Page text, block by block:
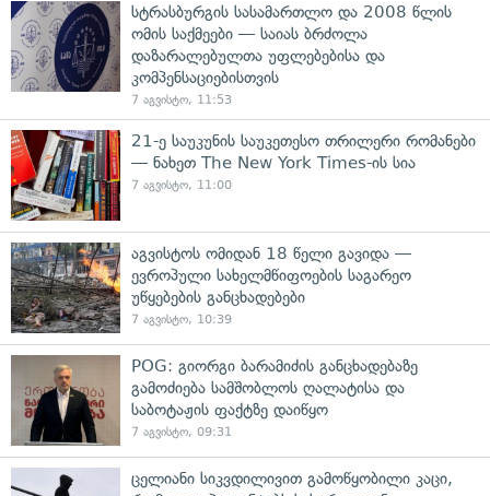
სტრასბურგის სასამართლო და 2008 წლის
ომის საქმეები — საიას ბრძოლა
დაზარალებულთა უფლებებისა და
კომპენსაციებისთვის
7 აგვისტო, 11:53
21-ე საუკუნის საუკეთესო თრილერი რომანები
— ნახეთ The New York Times-ის სია
7 აგვისტო, 11:00
აგვისტოს ომიდან 18 წელი გავიდა —
ევროპული სახელმწიფოების საგარეო
უწყებების განცხადებები
7 აგვისტო, 10:39
POG: გიორგი ბარამიძის განცხადებაზე
გამოძიება სამშობლოს ღალატისა და
საბოტაჟის ფაქტზე დაიწყო
7 აგვისტო, 09:31
ცელიანი სიკვდილივით გამოწყობილი კაცი,